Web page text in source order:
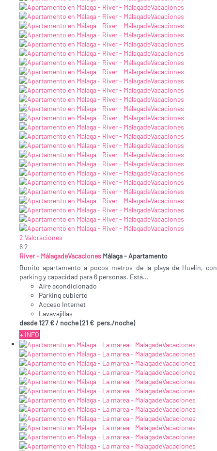
2 Valoraciones
62
River - MálagadeVacaciones Málaga -Apartamento
Bonito apartamento a pocos metros de la playa de Huelin, con
parking y capacidad para 6 personas. Está...
Aire acondicionado
Parking cubierto
Acceso Internet
Lavavajillas
desde 127 €/ noche(21 € pers./noche)
+ INFO